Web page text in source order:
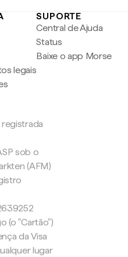
legais
SUPORTE
Central de Ajuda
Status
Baixe o app Morse
sob o
(AFM)
(o "Cartão")
da Visa
lugar